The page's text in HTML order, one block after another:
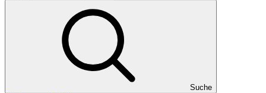
Suche